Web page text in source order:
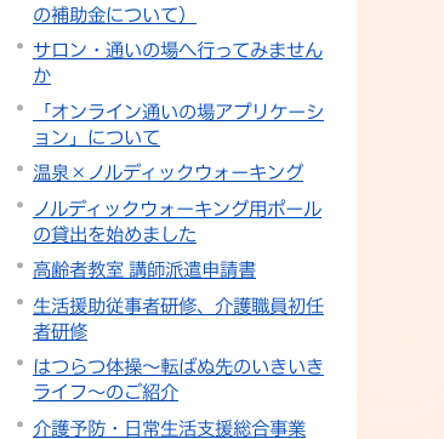
の補助金について）
サロン・通いの場へ行ってみません
か
「オンライン通いの場アプリケーシ
ョン」について
温泉×ノルディックウォーキング
ノルディックウォーキング用ポール
の貸出を始めました
高齢者教室 講師派遣申請書
生活援助従事者研修、介護職員初任
者研修
はつらつ体操～転ばぬ先のいきいき
ライフ～のご紹介
介護予防・日常生活支援総合事業